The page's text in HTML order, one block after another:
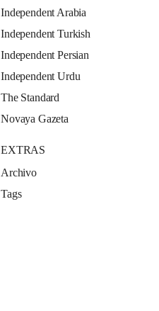
Independent Arabia
Independent Turkish
Independent Persian
Independent Urdu
The Standard
Novaya Gazeta
EXTRAS
Archivo
Tags